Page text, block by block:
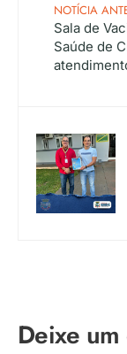
NOTÍCIA
Sala de
Saúde de
Deixe